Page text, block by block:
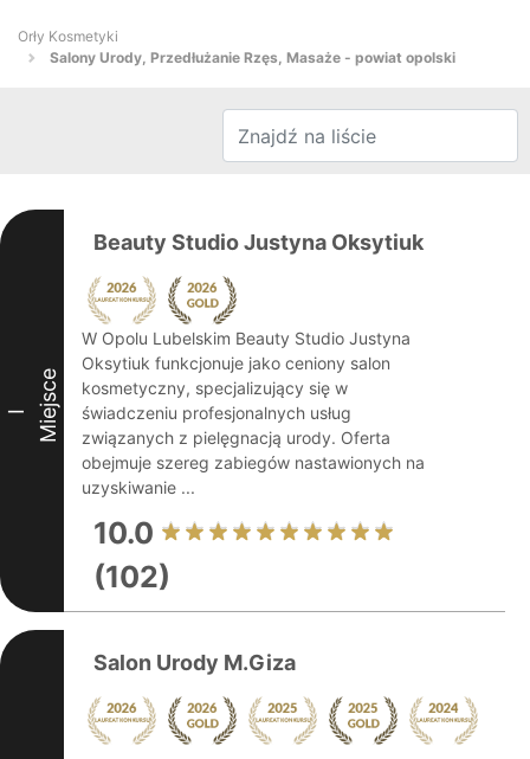
Orły Kosmetyki
Salony Urody, Przedłużanie Rzęs, Masaże - powiat opolski
I Miejsce
Beauty Studio Justyna Oksytiuk
W Opolu Lubelskim Beauty Studio Justyna
Oksytiuk funkcjonuje jako ceniony salon
kosmetyczny, specjalizujący się w
świadczeniu profesjonalnych usług
związanych z pielęgnacją urody. Oferta
obejmuje szereg zabiegów nastawionych na
uzyskiwanie ...
10.0
(102)
Salon Urody M.Giza